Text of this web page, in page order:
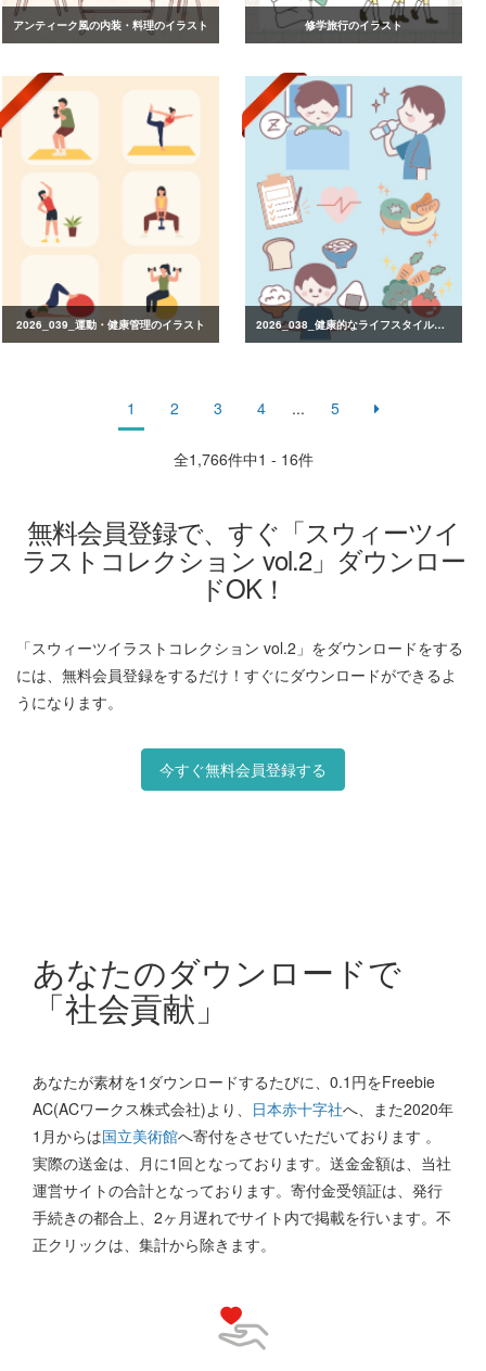
アンティーク風の内装・料理のイラスト 修学旅行のイラスト
2026_039_運動・健康管理のイラスト 2026_038_健康的なライフスタイルのイラスト
1 2 3 4 ... 5
全1,766件中1 - 16件
無料会員登録で、すぐ「スウィーツイ
ラストコレクション vol.2」ダウンロー
ドOK！
「スウィーツイラストコレクション vol.2」をダウンロードをする
には、無料会員登録をするだけ！すぐにダウンロードができるよ
うになります。
今すぐ無料会員登録する
あなたのダウンロードで
「社会貢献」
あなたが素材を1ダウンロードするたびに、0.1円をFreebie
AC(ACワークス株式会社)より、 日本赤十字社へ、また2020年
1月からは国立美術館へ寄付をさせていただいております 。
実際の送金は、月に1回となっております。送金金額は、当社
運営サイトの合計となっております。寄付金受領証は、発行
手続きの都合上、2ヶ月遅れでサイト内で掲載を行います。不
正クリックは、集計から除きます。